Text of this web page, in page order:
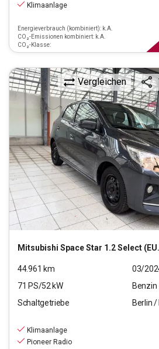
Klimaanlage
Energieverbrauch (kombiniert): k.A.
CO₂-Emissionen kombiniert: k.A.
CO₂-Klasse:
Mitsubishi Space Star 1.2 Select (EURO 6d)
Vergleichen
44.961 km
03/
71 PS/52 kW
Benzin
Schaltgetriebe
Berlin
Klimaanlage
Pioneer Radio